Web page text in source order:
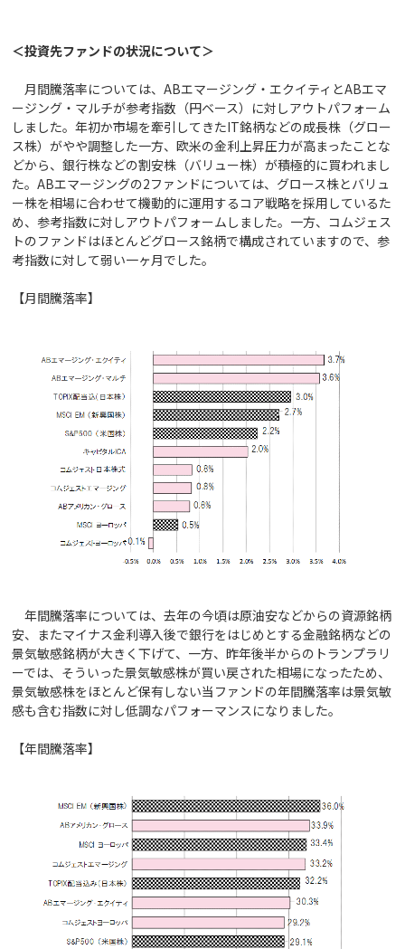
＜投資先ファンドの状況について＞
月間騰落率については、ABエマージング・エクイティとABエマ
ージング・マルチが参考指数（円ベース）に対しアウトパフォーム
しました。年初か市場を牽引してきたIT銘柄などの成長株（グロー
ス株）がやや調整した一方、欧米の金利上昇圧力が高まったことな
どから、銀行株などの割安株（バリュー株）が積極的に買われまし
た。ABエマージングの2ファンドについては、グロース株とバリュ
ー株を相場に合わせて機動的に運用するコア戦略を採用しているた
め、参考指数に対しアウトパフォームしました。一方、コムジェス
トのファンドはほとんどグロース銘柄で構成されていますので、参
考指数に対して弱い一ヶ月でした。
【月間騰落率】
年間騰落率については、去年の今頃は原油安などからの資源銘柄
安、またマイナス金利導入後で銀行をはじめとする金融銘柄などの
景気敏感銘柄が大きく下げて、一方、昨年後半からのトランプラリ
ーでは、そういった景気敏感株が買い戻された相場になったため、
景気敏感株をほとんど保有しない当ファンドの年間騰落率は景気敏
感も含む指数に対し低調なパフォーマンスになりました。
【年間騰落率】